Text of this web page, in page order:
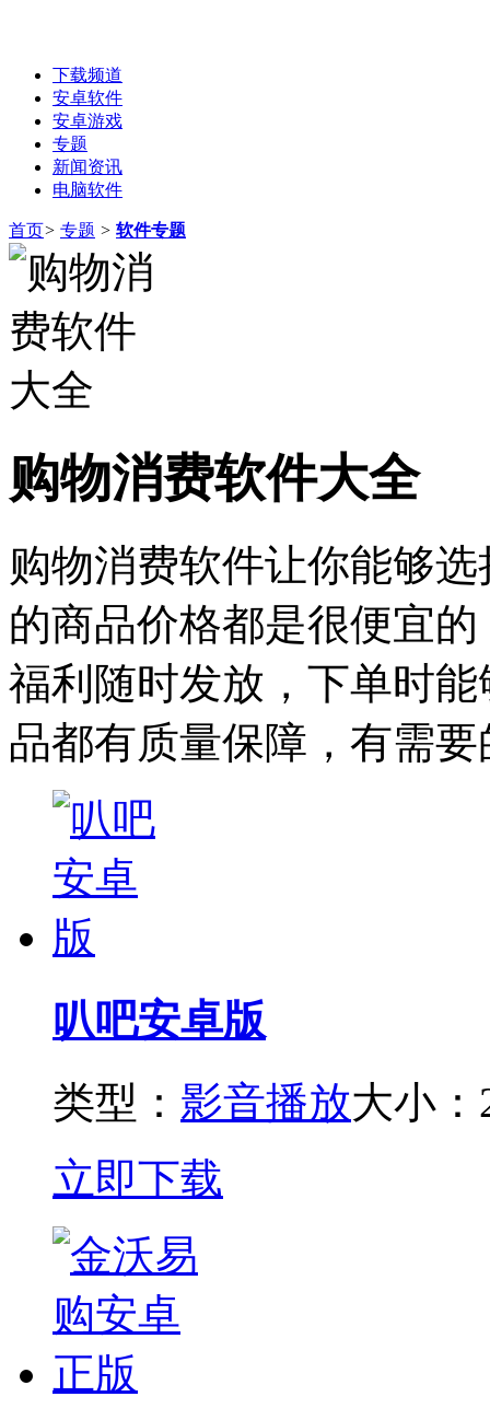
下载频道
安卓软件
安卓游戏
专题
新闻资讯
电脑软件
首页> 专题 > 软件专题
购物消费软件大全
购物消费软件让你能够
的商品价格都是很便宜
福利随时发放，下单时
品都有质量保障，有需
叭吧安卓版
类型： 影音播放大小：
立即下载